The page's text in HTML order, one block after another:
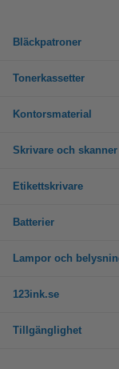
Bläckpatroner
Tonerkassetter
Kontorsmaterial
Skrivare och skanner
Etikettskrivare
Batterier
Lampor och
123ink.se
Tillgänglighet